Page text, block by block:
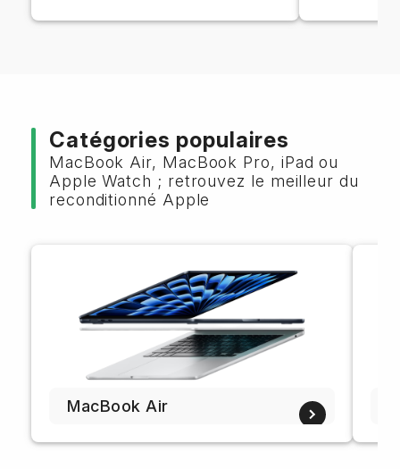
Catégories populaires
MacBook Air, MacBook Pro, iPad ou
Apple Watch ; retrouvez le meilleur du
reconditionné Apple
MacBook Air